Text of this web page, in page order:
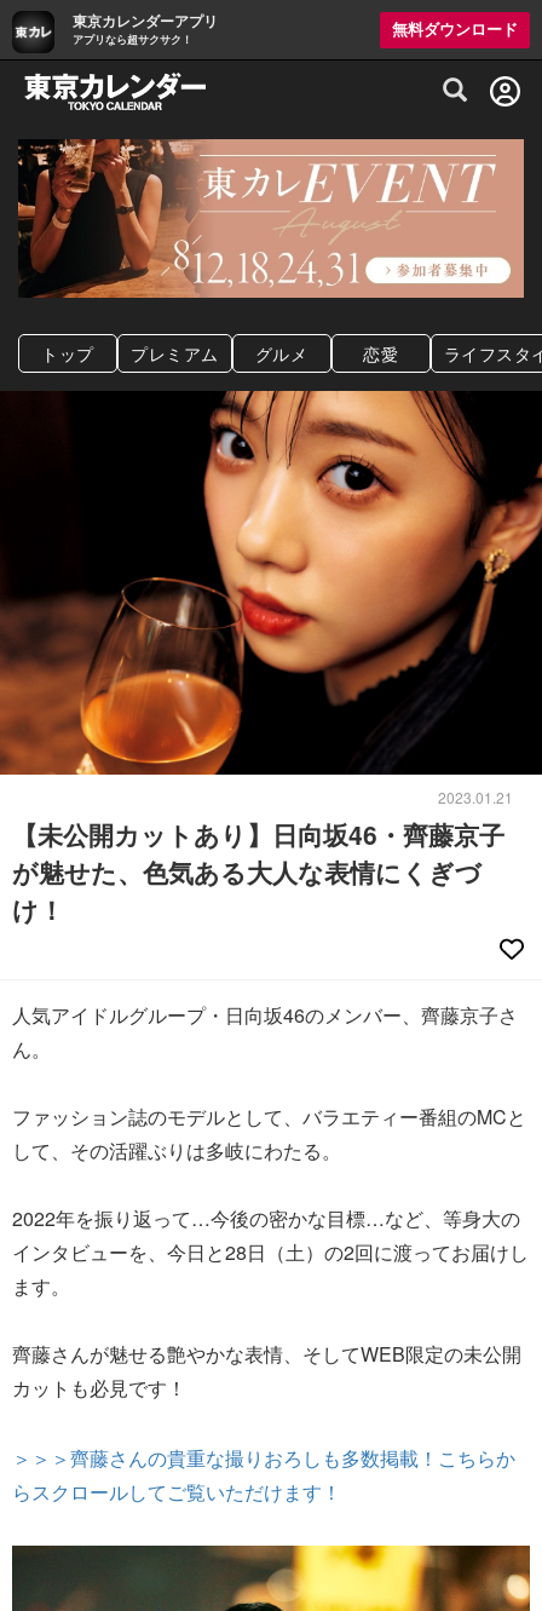
東京カレンダーアプリ
アプリなら超サクサク！
無料ダウンロード
グルメ情報・プレミアムレストラン予約
トップ プレミアム グルメ 恋愛 ライフスタ
2023.01.21
【未公開カットあり】日向坂46・齊藤京子
が魅せた、色気ある大人な表情にくぎづ
け！
人気アイドルグループ・日向坂46のメンバー、齊藤京子さ
ん。
ファッション誌のモデルとして、バラエティー番組のMCと
して、その活躍ぶりは多岐にわたる。
2022年を振り返って…今後の密かな目標…など、等身大の
インタビューを、今日と28日（土）の2回に渡ってお届けし
ます。
齊藤さんが魅せる艶やかな表情、そしてWEB限定の未公開
カットも必見です！
＞＞＞齊藤さんの貴重な撮りおろしも多数掲載！こちらか
らスクロールしてご覧いただけます！